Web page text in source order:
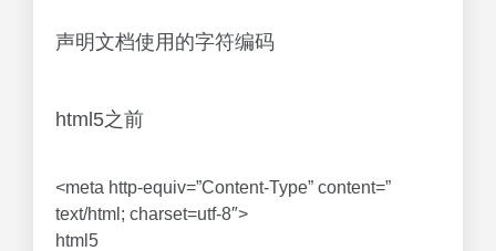
声明文档使用的字符编码
html5之前
<meta http-equiv=”Content-Type” content=”
text/html; charset=utf-8″>
html5